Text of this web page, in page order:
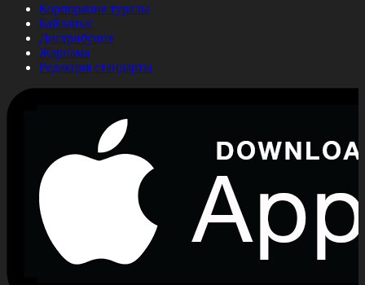
Корпорация туралы
Байланыс
Дистрибуция
Жарнама
Редакция стандарты